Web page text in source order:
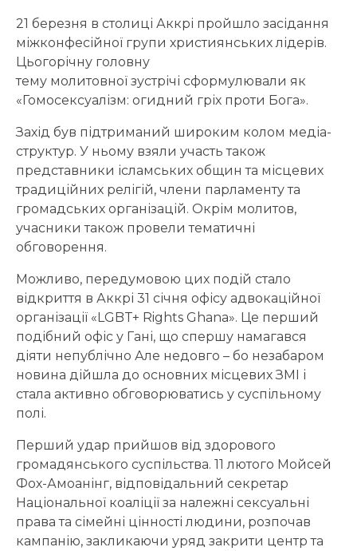
21 березня в столиці Аккрі пройшло засідання
міжконфесійної групи християнських лідерів.
Цьогорічну головну
тему молитовної зустрічі сформулювали як
«Гомосексуалізм: огидний гріх проти Бога».
Захід був підтриманий широким колом медіа-
структур. У ньому взяли участь також
представники ісламських общин та місцевих
традиційних релігій, члени парламенту та
громадських організацій. Окрім молитов,
учасники також провели тематичні
обговорення.
Можливо, передумовою цих подій стало
відкриття в Аккрі 31 січня офісу адвокаційної
організації «LGBT+ Rights Ghana». Це перший
подібний офіс у Гані, що спершу намагався
діяти непублічно Але недовго – бо незабаром
новина дійшла до основних місцевих ЗМІ і
стала активно обговорюватись у суспільному
полі.
Перший удар прийшов від здорового
громадянського суспільства. 11 лютого Мойсей
Фох-Амоанінг, відповідальний секретар
Національної коаліції за належні сексуальні
права та сімейні цінності людини, розпочав
кампанію, закликаючи уряд закрити центр та